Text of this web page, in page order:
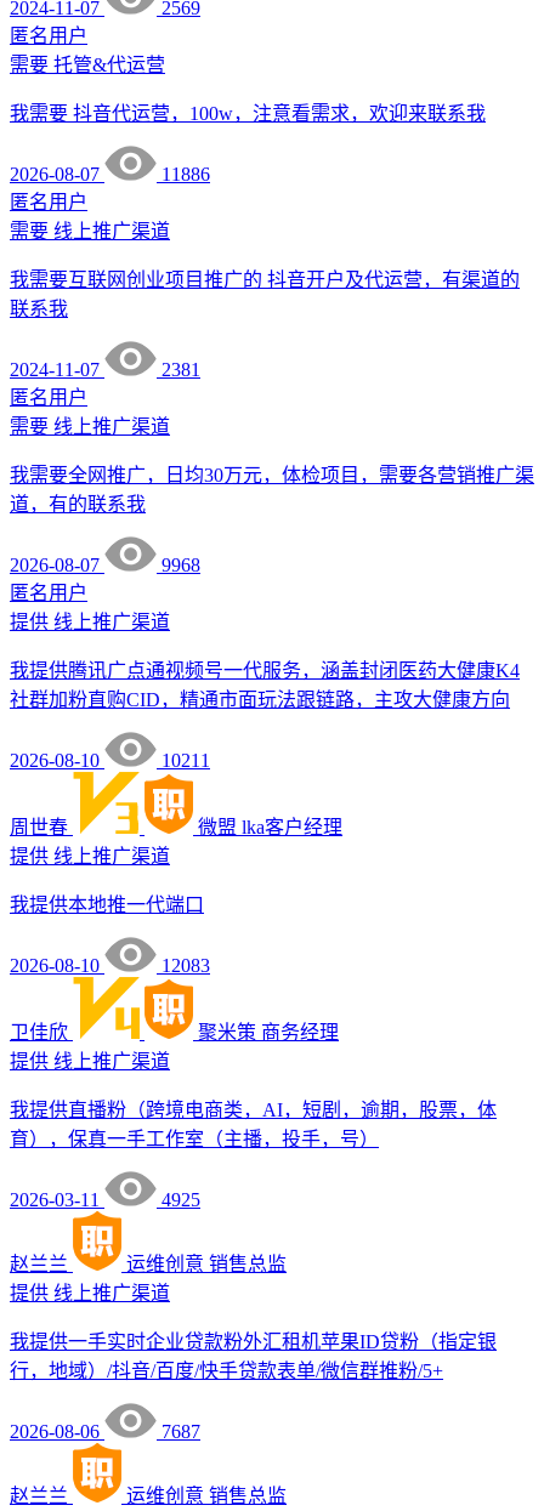
2024-11-07
2569
匿名用户
需要 托管&代运营
我需要 抖音代运营，100w，注意看需求，欢迎来联系我
2026-08-07
11886
匿名用户
需要 线上推广渠道
我需要互联网创业项目推广的 抖音开户及代运营，有渠道的
联系我
2024-11-07
2381
匿名用户
需要 线上推广渠道
我需要全网推广，日均30万元，体检项目，需要各营销推广渠
道，有的联系我
2026-08-07
9968
匿名用户
提供 线上推广渠道
我提供腾讯广点通视频号一代服务，涵盖封闭医药大健康K4
社群加粉直购CID，精通市面玩法跟链路，主攻大健康方向
2026-08-10 10211
周世春 微盟 lka客户经理
提供 线上推广渠道
我提供本地推一代端口
2026-08-10 12083
卫佳欣 聚米策 商务经理
提供 线上推广渠道
我提供直播粉（跨境电商类，AI，短剧，逾期，股票，体
育），保真一手工作室（主播，投手，号）
2026-03-11 4925
赵兰兰 运维创意 销售总监
提供 线上推广渠道
我提供一手实时企业贷款粉外汇租机苹果ID贷粉（指定银
行，地域）/抖音/百度/快手贷款表单/微信群推粉/5+
2026-08-06 7687
赵兰兰 运维创意 销售总监